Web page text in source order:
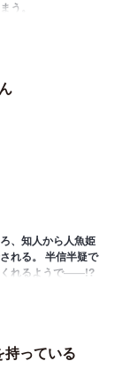
う。
、知人から人魚姫
れる。 半信半疑で
くれるようで――!?
持っている